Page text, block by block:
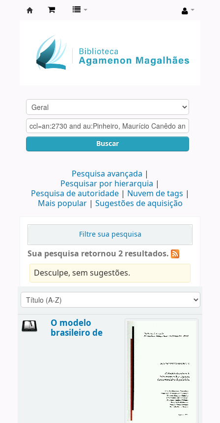
Agamenon
Magalhães
Buscar
Pesquisa avançada
Pesquisar por hierarquia
Pesquisa de autoridade
Nuvem de tags
Mais popular
Sugestões de aquisição
Filtre sua pesquisa
Sua pesquisa retornou 2 resultados.
Desculpe, sem sugestões.
O modelo
brasileiro de